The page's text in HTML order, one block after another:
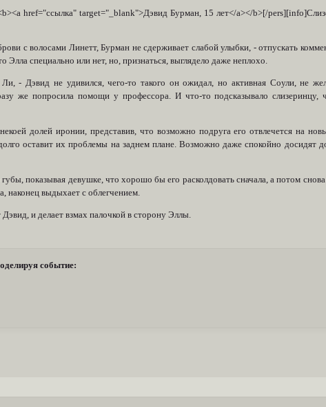
href="ссылка" target="_blank">Дэвид Бурман, 15 лет</a></b>[/
с волосами Линетт, Бурман не сдерживает слабой улыбки, - отпускать
Элла специально или нет, но, признаться, выглядело даже неплохо.
- Дэвид не удивился, чего-то такого он ожидал, но активная Соули, не
же попросила помощи у профессора. И что-то подсказывало слизеринцу,
долей иронии, представив, что возможно подруга его отвлечется на
оставит их проблемы на заднем плане. Возможно даже спокойно досидят
показывая девушке, что хорошо бы его расколдовать сначала, а потом снова
наконец выдыхает с облегчением.
и делает взмах палочкой в сторону Эллы.
событие: